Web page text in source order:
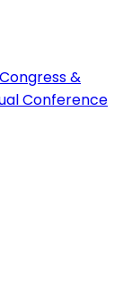
&
Conference